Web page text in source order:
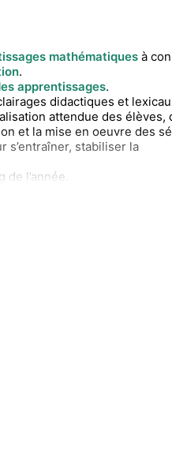
mathématiques à
.
apprentissages.
didactiques et
attendue des élèves,
et la mise en oeuvre des
s’entraîner, stabiliser la
l’année.